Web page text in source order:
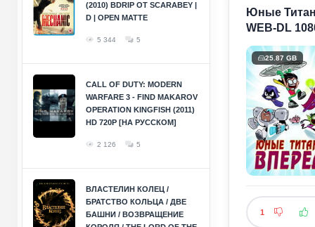
(2010) BDRIP ОТ SCARABEY |
D | OPEN MATTE
5 344 5
CALL OF DUTY: MODERN
WARFARE 3 - FIND MAKAROV
OPERATION KINGFISH (2011)
HD 720P [НА РУССКОМ]
2 126 5
ВЛАСТЕЛИН КОЛЕЦ /
БРАТСТВО КОЛЬЦА / ДВЕ
БАШНИ / ВОЗВРАЩЕНИЕ
Юные
WEB-DL
25.87 GB
1